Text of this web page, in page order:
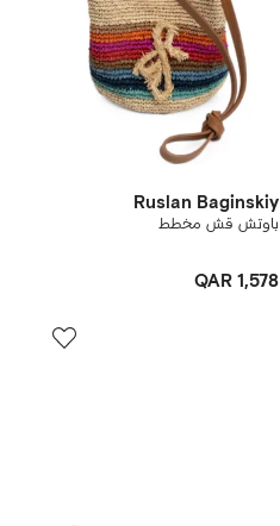
Ruslan Baginskiy
باوتش قش مخطط
QAR 1,578